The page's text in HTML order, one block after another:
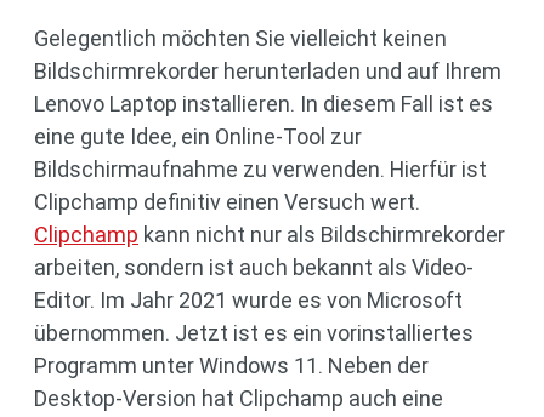
Gelegentlich möchten Sie vielleicht keinen
Bildschirmrekorder herunterladen und auf Ihrem
Lenovo Laptop installieren. In diesem Fall ist es
eine gute Idee, ein Online-Tool zur
Bildschirmaufnahme zu verwenden. Hierfür ist
Clipchamp definitiv einen Versuch wert.
Clipchamp kann nicht nur als Bildschirmrekorder
arbeiten, sondern ist auch bekannt als Video-
Editor. Im Jahr 2021 wurde es von Microsoft
übernommen. Jetzt ist es ein vorinstalliertes
Programm unter Windows 11. Neben der
Desktop-Version hat Clipchamp auch eine